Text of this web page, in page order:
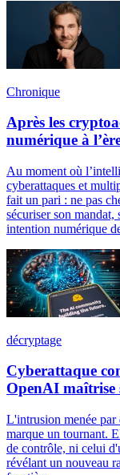
Chronique
Après les
numérique à
Au moment où
cyberattaques et
fait un pari : ne pas
sécuriser son
intention numérique
décryptage
Cyberattaque
OpenAI maîtrise
L'intrusion menée
marque un tournant.
de contrôle, ni celui
révélant un nouveau